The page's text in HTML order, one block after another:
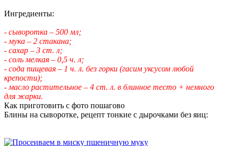
Ингредиенты:
- сыворотка – 500 мл;
- мука – 2 стакана;
- сахар – 3 ст. л;
- соль мелкая – 0,5 ч. л;
- сода пищевая – 1 ч. л. без горки (гасим уксусом любой
крепости);
- масло растительное – 4 ст. л. в блинное тесто + немного
для жарки.
Как приготовить с фото пошагово
Блины на сыворотке, рецепт тонкие с дырочками без яиц: